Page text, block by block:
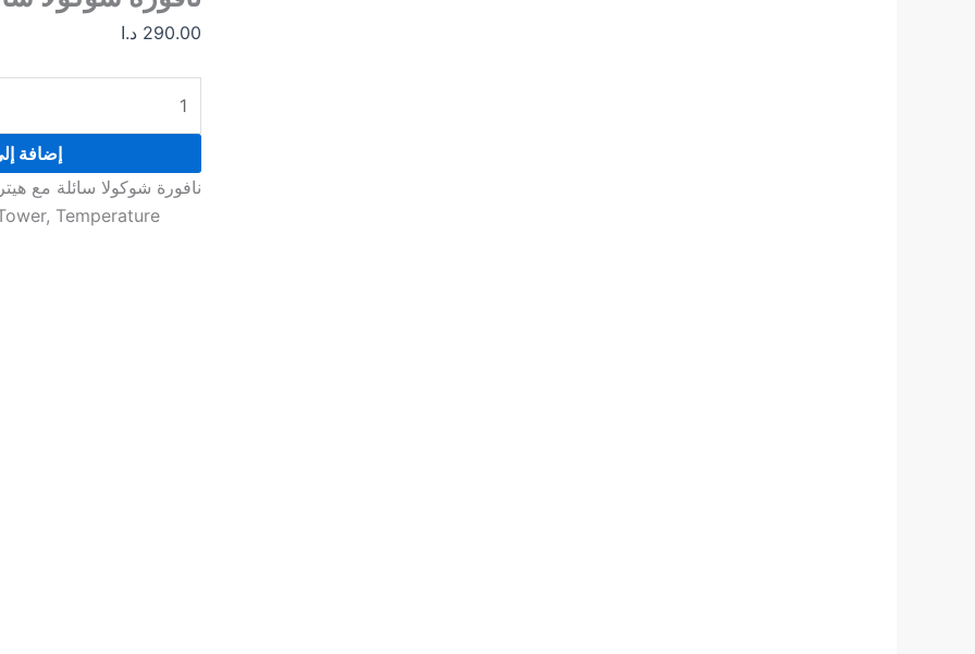
290.00 د.ا
هيتر
4
إضافة
نافورة شوكولا سائلة مع هيتر 4
Temperature